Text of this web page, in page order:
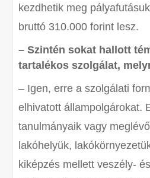
kezdhetik meg
bruttó 310.000 forint lesz.
– Szintén sokat hallott
tartalékos szolgálat,
– Igen, erre a szolgálati
elhivatott állampolgárokat.
tanulmányaik vagy
lakóhelyük,
kiképzés mellett veszély-